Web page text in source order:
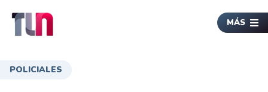
MÁS
POLICIALES